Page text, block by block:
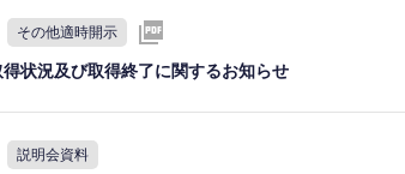
その他適時開示
得状況及び取得終了に関するお知らせ
説明会資料